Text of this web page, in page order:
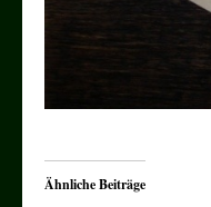
Ähnliche Beiträge